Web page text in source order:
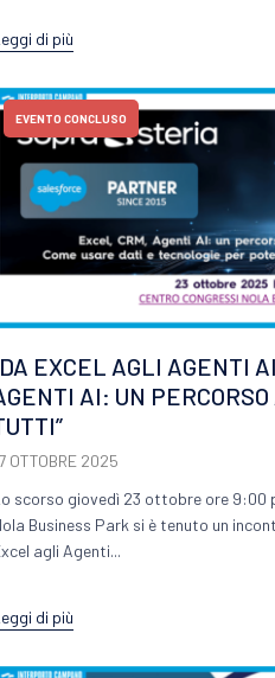
di più
EVENTO CONCLUSO
EXCEL AGLI AGENTI
AI: UN
OTTOBRE 2025
scorso giovedì 23 ottobre ore 9:00
Business Park si è tenuto un
agli Agenti...
di più